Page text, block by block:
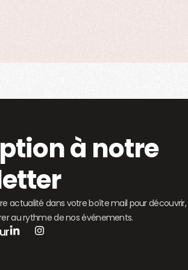
à notre
actualité dans votre boîte mail pour découvrir,
au rythme de nos événements.